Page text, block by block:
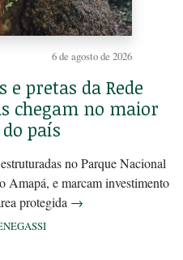
6 de agosto de 2026
e pretas da Rede
chegam no maior
país
no Parque Nacional
Amapá, e marcam investimento
protegida →